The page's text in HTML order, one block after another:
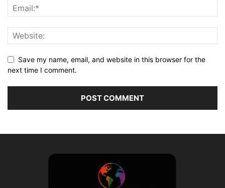
Save my name, email, and website in this browser for the
next time I comment.